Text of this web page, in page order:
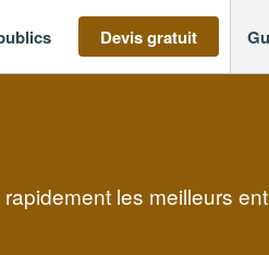
Devis gratuit
les meilleurs